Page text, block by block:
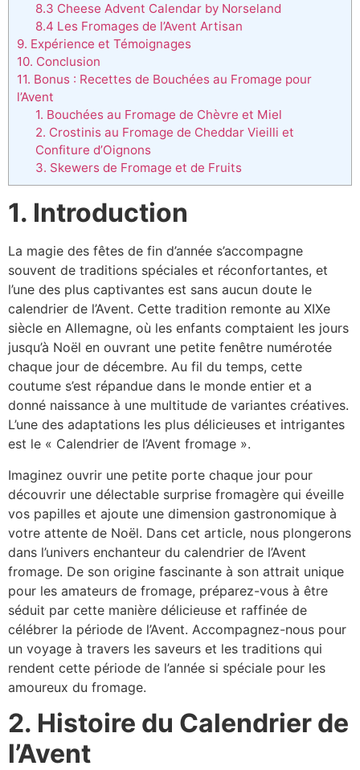
8.3 Cheese Advent Calendar by Norseland
8.4 Les Fromages de l’Avent Artisan
9. Expérience et Témoignages
10. Conclusion
11. Bonus : Recettes de Bouchées au Fromage pour
l’Avent
1. Bouchées au Fromage de Chèvre et Miel
2. Crostinis au Fromage de Cheddar Vieilli et
Confiture d’Oignons
3. Skewers de Fromage et de Fruits
1. Introduction
La magie des fêtes de fin d’année s’accompagne
souvent de traditions spéciales et réconfortantes, et
l’une des plus captivantes est sans aucun doute le
calendrier de l’Avent. Cette tradition remonte au XIXe
siècle en Allemagne, où les enfants comptaient les jours
jusqu’à Noël en ouvrant une petite fenêtre numérotée
chaque jour de décembre. Au fil du temps, cette
coutume s’est répandue dans le monde entier et a
donné naissance à une multitude de variantes créatives.
L’une des adaptations les plus délicieuses et intrigantes
est le « Calendrier de l’Avent fromage ».
Imaginez ouvrir une petite porte chaque jour pour
découvrir une délectable surprise fromagère qui éveille
vos papilles et ajoute une dimension gastronomique à
votre attente de Noël. Dans cet article, nous plongerons
dans l’univers enchanteur du calendrier de l’Avent
fromage. De son origine fascinante à son attrait unique
pour les amateurs de fromage, préparez-vous à être
séduit par cette manière délicieuse et raffinée de
célébrer la période de l’Avent. Accompagnez-nous pour
un voyage à travers les saveurs et les traditions qui
rendent cette période de l’année si spéciale pour les
amoureux du fromage.
2. Histoire du Calendrier de
l’Avent